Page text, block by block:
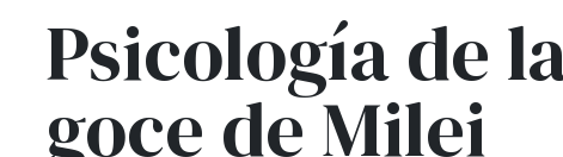
Psicología de
goce de Milei